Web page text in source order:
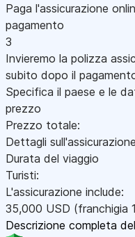
Paga l'assicurazione
pagamento
3
Invieremo la polizza
subito dopo il
Specifica il paese e le
prezzo
Prezzo totale:
Dettagli
Durata del viaggio
Turisti:
L'assicurazione include:
35,000 USD (franchigia
Descrizione completa